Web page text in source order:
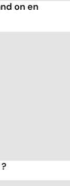
on en